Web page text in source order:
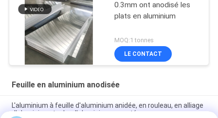
0.3mm ont anodisé les
plats en aluminium
MOQ:1 tonnes
LE CONTACT
Feuille en aluminium anodisée
L'aluminium à feuille d'aluminium anidée, en rouleau, en alliage
d'aluminium, tache d'aluminium argenté